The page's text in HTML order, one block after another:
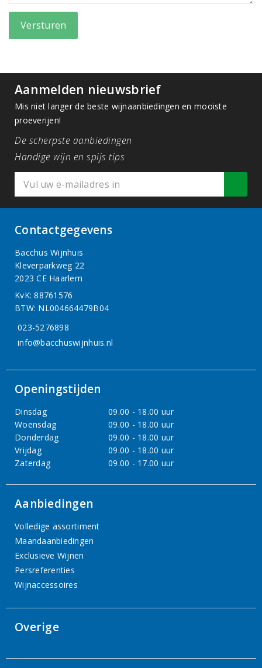
Versturen
Aanmelden nieuwsbrief
Mis niet langer de beste wijnaanbiedingen en mooiste
proeverijen!
De scherpste aanbiedingen
Handige wijn en spijs tips
Contactgegevens
Bacchus Wijnhuis
Kleverparkweg 22
2023 CE Haarlem
KvK: 88761576
BTW: NL004664479B04
023-5276898
info@bacchuswijnhuis.nl
Openingstijden
Dinsdag
09.00 - 18.00 uur
Woensdag
09.00 - 18.00 uur
Donderdag
09.00 - 18.00 uur
Vrijdag
09.00 - 18.00 uur
Zaterdag
09.00 - 17.00 uur
Aanbiedingen
Volledige assortiment
Maandaanbiedingen
Exclusieve Wijnen
Persreferenties
Wijnaccessoires
Overige